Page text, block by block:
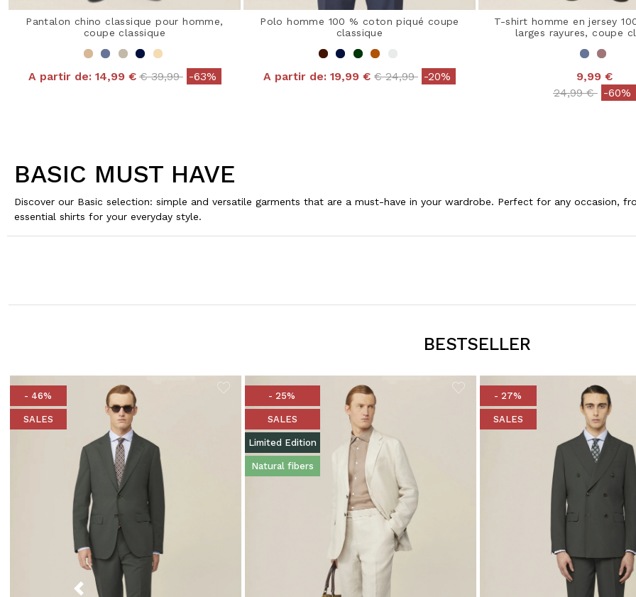
Pantalon chino classique pour homme,
coupe classique
A partir de: 14,99 € Price reduced from
€ 39,99to-63%
Polo homme 100 % coton piqué coupe
classique
A partir de: 19,99 € Price reduced from
€ 24,99to-20%
T-shirt homme en jersey
larges rayures, coupe
9,99 €
Price reduced
24,99 €to-60%
BASIC MUST HAVE
Discover our Basic selection: simple and versatile garments that are a must-have in your wardrobe. Perfect for any occasion,
essential shirts for your everyday style.
BESTSELLER
- 46%
SALES
- 25%
SALES
Limited Edition
Natural fibers
- 27%
SALES